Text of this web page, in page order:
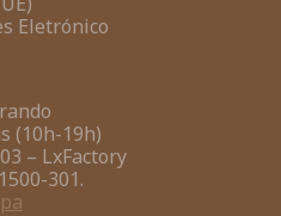
Eletrónico
(10h-19h)
– LxFactory
301.